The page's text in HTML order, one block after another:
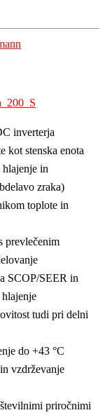
inverterja
kot stenska enota
in
zraka)
toplote in
prevlečenim
SCOP/SEER in
tudi pri delni
do +43 °C
vzdrževanje
priročnimi